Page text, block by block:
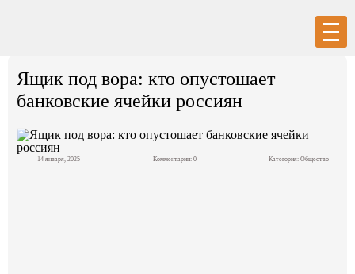
Ящик под вора: кто опустошает
банковские ячейки россиян
14 января, 2025 Комментарии: 0 Категория: Общество